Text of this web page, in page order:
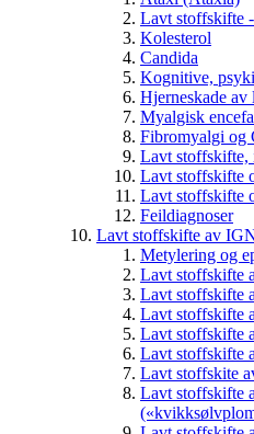
Lavt stoffskifte
Kolesterol
Candida
Kognitive,
Hjerneskade
Myalgisk
Fibromyalgi og
Lavt stoffskifte,
Lavt stoffskifte
Lavt stoffskifte
Feildiagnoser
Lavt stoffskifte av
Metylering og
Lavt stoffskifte
Lavt stoffskifte
Lavt stoffskifte
Lavt stoffskifte
Lavt stoffskifte
Lavt stoffskite
Lavt stoffskifte